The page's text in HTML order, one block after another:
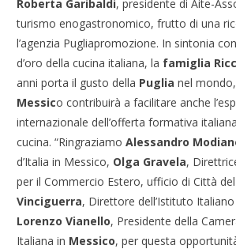
Roberta Garibaldi, presidente di Aite-
turismo enogastronomico, frutto di una
l’agenzia Pugliapromozione. In sintonia
d’oro della cucina italiana, la famiglia
anni porta il gusto della Puglia nel
Messico contribuirà a facilitare anche
internazionale dell’offerta formativa
cucina. “RingraziamoAlessandro
d’Italia in Messico, Olga Gravela,
per il Commercio Estero, ufficio di Città
Vinciguerra, Direttore dell’Istituto
Lorenzo Vianello, Presidente della
Italiana in Messico, per questa